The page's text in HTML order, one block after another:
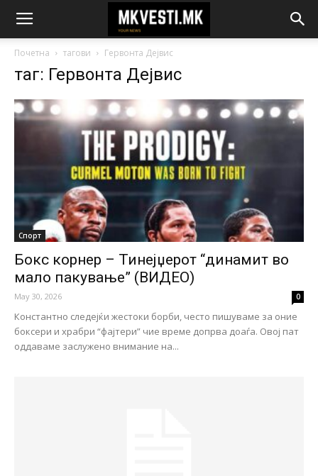
Почетна тагови Гервонта Дејвис
таг: Гервонта Дејвис
Спорт
Бокс корнер – Тинејџерот “динамит во
мало пакување” (ВИДЕО)
May 30, 2026 0
Константно следејќи жестоки борби, често пишуваме за оние
боксери и храбри “фајтери” чие време допрва доаѓа. Овој пат
оддаваме заслужено внимание на...